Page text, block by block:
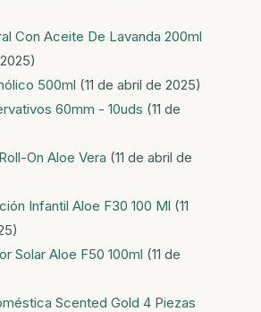
Con Aceite De Lavanda 200ml
500ml (11 de abril de 2025)
60mm - 10uds (11 de
On Aloe Vera (11 de abril de
Infantil Aloe F30 100 Ml (11
Solar Aloe F50 100ml (11 de
Scented Gold 4 Piezas